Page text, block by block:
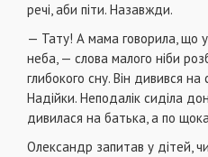
речі, аби піти. Назавжди.
— Тату! А мама говорила, що у
неба, — слова малого ніби
глибокого сну. Він дивився на
Надійки. Неподалік сиділа
дивилася на батька, а по
Олександр запитав у дітей,